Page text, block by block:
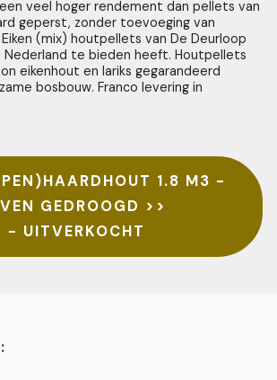
veel hoger rendement dan pellets van
geperst, zonder toevoeging van
(mix) houtpellets van De Deurloop
te bieden heeft. Houtpellets
eikenhout en lariks gegarandeerd
bosbouw. Franco levering in
1.8 M3 -
GEDROOGD >>
- UITVERKOCHT